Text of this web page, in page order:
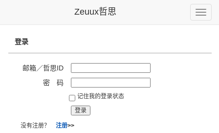
Toggle
Zeuux哲思
登录
邮箱／哲思ID
密 码
记住我的登录状态
没有注册？ 注册>>